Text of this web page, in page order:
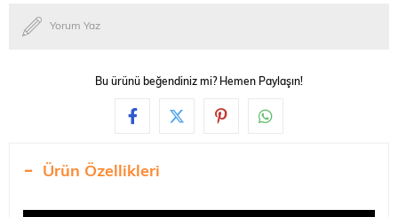
Yorum Yaz
Bu ürünü beğendiniz mi? Hemen Paylaşın!
Ürün Özellikleri